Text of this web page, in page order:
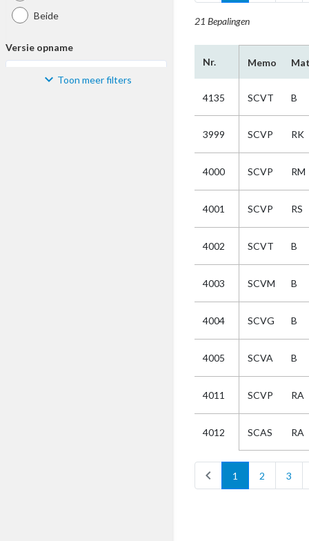
Beide
Versie opname
Toon meer filters
21 Bepalingen
Nr. Memo
4135 SCVT B
3999 SCVP RK
4000 SCVP RM
4001 SCVP RS
4002 SCVT B
4003 SCVM B
4004 SCVG B
4005 SCVA B
4011 SCVP RA
4012 SCAS RA
chevron_left 1 2 3